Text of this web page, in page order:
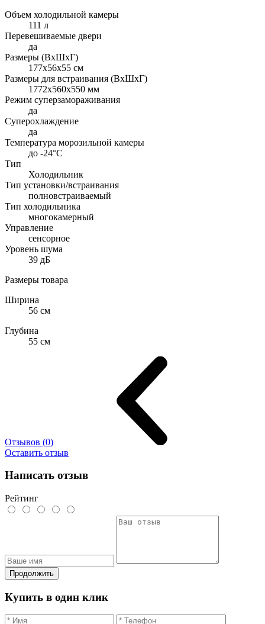
Объем холодильной камеры
111 л
Перевешиваемые двери
да
Размеры (ВхШхГ)
177x56x55 см
Размеры для встраивания (ВхШхГ)
1772x560x550 мм
Режим суперзамораживания
да
Суперохлаждение
да
Температура морозильной камеры
до -24°C
Тип
Холодильник
Тип установки/встраивания
полновстраиваемый
Тип холодильника
многокамерный
Управление
сенсорное
Уровень шума
39 дБ
Размеры товара
Ширина
56 см
Глубина
55 см
Отзывов (0)
Оставить отзыв
Написать отзыв
Рейтинг
Продолжить
Купить в один клик